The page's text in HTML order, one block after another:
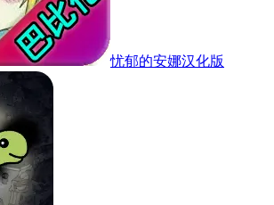
忧郁的安娜汉化版